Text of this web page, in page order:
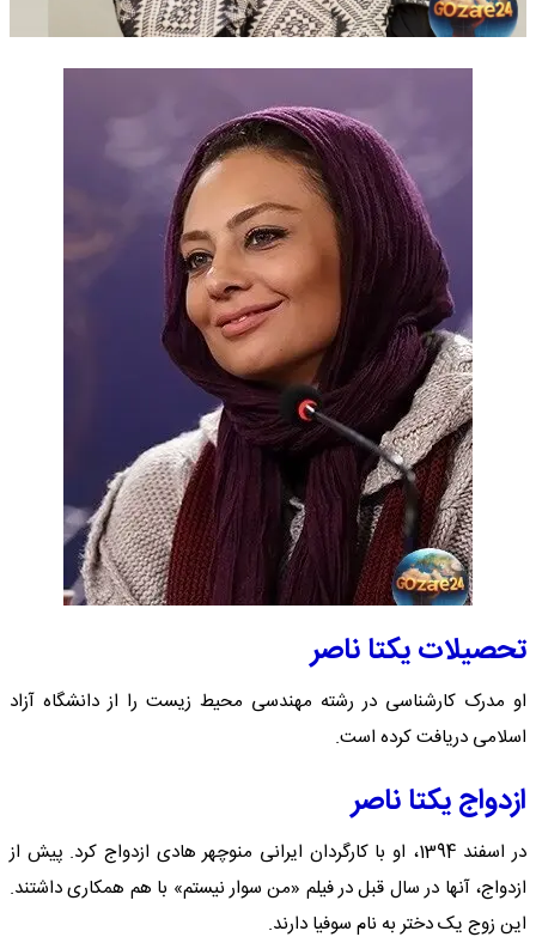
تحصیلات یکتا ناصر
او مدرک کارشناسی در رشته مهندسی محیط زیست را از دانشگاه آزاد
اسلامی دریافت کرده است.
ازدواج یکتا ناصر
در اسفند 1394، او با کارگردان ایرانی منوچهر هادی ازدواج کرد. پیش از
ازدواج، آنها در سال قبل در فیلم «من سوار نیستم» با هم همکاری داشتند.
این زوج یک دختر به نام سوفیا دارند.